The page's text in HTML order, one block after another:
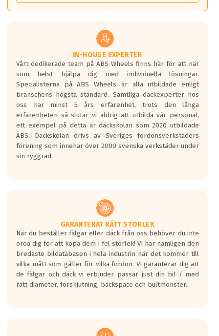
vilken körstil du använder.
Våtgrepp egenskaper:
Betygsskalan är satt A till F. Där A påvisar
den kortaste bromssträckan och F är den
längsta.
Inga D eller G betyg delas ut för
personbilar och lätta lastbilar.
Betyget sätts efter ett test där däcken
skall bromsa in på en väg där det ligger
0.5-1.5 mm vatten.
I 80km/h kommer skillnaden på
Vid körning i över 50km/h brukar
rullmotståndets ljud överträffa
motorljudet.
På däckmärkningen kommer det finnas
en symbol av ett däck med vågar. Hög
bullernivå markeras med svarta vågor
medans de vita vågorna påvisar om det är
ett tyst däck.
regelverket som introduceras år 2016.
IN-HOUSE EXPERTER
Vårt dedikerade team på ABS Wheels finns här för att när
som helst hjälpa dig med individuella lösningar.
Specialisterna på ABS Wheels är alla utbildade enligt
branschens högsta standard. Samtliga däckexperter hos
oss har minst 5 års erfarenhet, trots den långa
erfarenheten så slutar vi aldrig att utbilda vår personal,
ett exempel på detta är däckskolan som 2020 utbildade
ABS. Däckskolan drivs av Sveriges fordonsverkstäders
förening som innehar över 2000 svenska verkstäder under
sin ryggrad.
GARANTERAT RÄTT STORLEK
När du beställer fälgar eller däck från oss behöver du inte
oroa dig för att köpa dem i fel storlek! Vi har nämligen den
bredaste bildatabasen i hela industrin när det kommer till
vilka mått som gäller för vilka fordon. Vi garanterar dig att
de fälgar och däck vi erbjuder passar just din bil / med
rätt diameter, förskjutning, backspace och bultmönster.